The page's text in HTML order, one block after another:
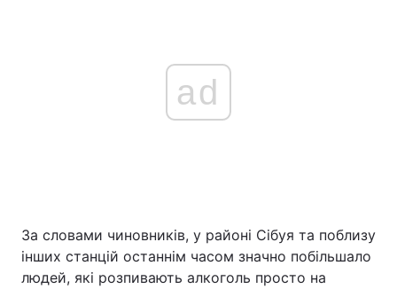
ad
За словами чиновників, у районі Сібуя та поблизу
інших станцій останнім часом значно побільшало
людей, які розпивають алкоголь просто на